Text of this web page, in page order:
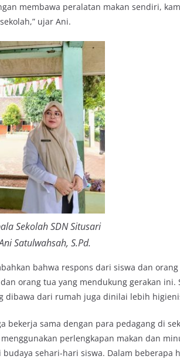
membawa peralatan makan sendiri,
ujar Ani.
Sekolah SDN Situsari
Satulwahsah, S.Pd.
bahwa respons dari siswa dan
orang tua yang mendukung gerakan
dibawa dari rumah juga dinilai lebih
bekerja sama dengan para pedagang di
menggunakan perlengkapan makan dan
budaya sehari-hari siswa. Dalam